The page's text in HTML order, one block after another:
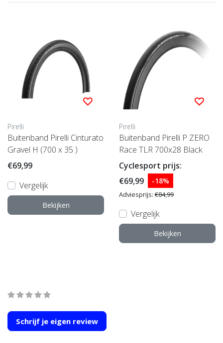
Pirelli
Buitenband Pirelli Cinturato
Gravel H (700 x 35 )
€69,99
Vergelijk
Bekijken
Pirelli
Buitenband Pirelli P ZERO
Race TLR 700x28 Black
Cyclesport prijs:
€69,99
-18%
Adviesprijs: €84,99
Vergelijk
Bekijken
Schrijf je eigen review